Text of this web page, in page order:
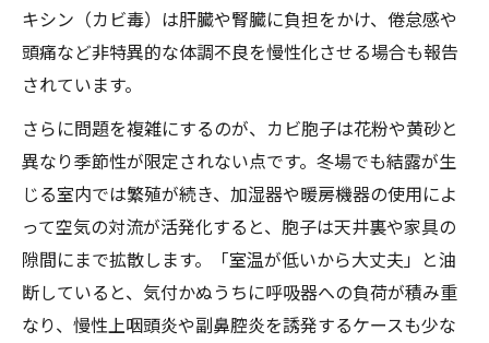
キシン（カビ毒）は肝臓や腎臓に負担をかけ、倦怠感や
頭痛など非特異的な体調不良を慢性化させる場合も報告
されています。
さらに問題を複雑にするのが、カビ胞子は花粉や黄砂と
異なり季節性が限定されない点です。冬場でも結露が生
じる室内では繁殖が続き、加湿器や暖房機器の使用によ
って空気の対流が活発化すると、胞子は天井裏や家具の
隙間にまで拡散します。「室温が低いから大丈夫」と油
断していると、気付かぬうちに呼吸器への負荷が積み重
なり、慢性上咽頭炎や副鼻腔炎を誘発するケースも少な